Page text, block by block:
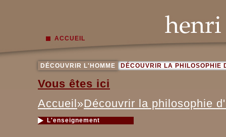
ACCUEIL
DÉCOUVRIR L'HOMME DÉCOUVRIR LA PHILOSOPHIE
Vous êtes ici
Accueil»Découvrir la philosophie
L'enseignement